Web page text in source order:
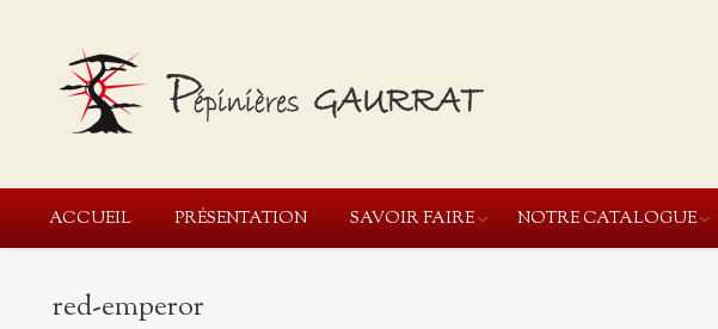
ACCUEIL PRÉSENTATION SAVOIR FAIRE NOTRE CATALOGUE
red-emperor